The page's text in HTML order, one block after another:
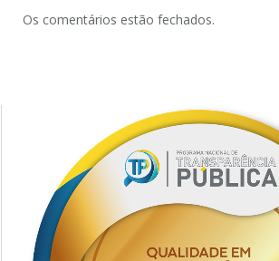
Os comentários estão fechados.